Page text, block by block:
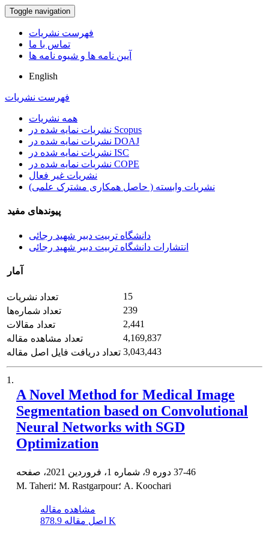
Toggle navigation
فهرست نشریات
تماس با ما
آیین نامه ها و شیوه نامه ها
English
فهرست نشریات
همه نشریات
نشریات نمایه شده در Scopus
نشریات نمایه شده در DOAJ
نشریات نمایه شده در ISC
نشریات نمایه شده در COPE
نشریات غیر فعال
نشریات وابسته ( حاصل همکاری مشترک علمی)
پیوندهای مفید
دانشگاه تربیت دبیر شهید رجائی
انتشارات دانشگاه تربیت دبیر شهید رجائی
آمار
تعداد نشریات
15
تعداد شماره‌ها
239
تعداد مقالات
2,441
تعداد مشاهده مقاله
4,169,837
تعداد دریافت فایل اصل مقاله 3,043,443
1.
A Novel Method for Medical Image
Segmentation based on Convolutional
Neural Networks with SGD
Optimization
37-46
M. Taheri؛ M. Rastgarpour؛ A. Koochari
مشاهده مقاله
اصل مقاله 878.9 K